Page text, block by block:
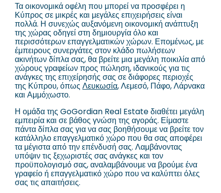
Τα οικονομικά οφέλη που μπορεί να προσφέρει η
Κύπρος σε μικρές και μεγάλες επιχειρήσεις είναι
πολλά. Η συνεχώς αυξανόμενη οικονομική ανάπτυξη
της χώρας οδηγεί στη δημιουργία όλο και
περισσότερων επαγγελματικών χώρων. Επομένως, με
έμπειρους συνεργάτες στον κλάδο πωλήσεων
ακινήτων δίπλα σας, θα βρείτε μια μεγάλη ποικιλία από
χώρους γραφείων προς πώληση, ιδανικούς για τις
ανάγκες της επιχείρησής σας σε διάφορες περιοχές
της Κύπρου, όπως Λευκωσία, Λεμεσό, Πάφο, Λάρνακα
και Αμμόχωστο.
Η ομάδα της GoGordian Real Estate διαθέτει μεγάλη
εμπειρία και σε βάθος γνώση της αγοράς. Είμαστε
πάντα δίπλα σας για να σας βοηθήσουμε να βρείτε τον
κατάλληλο επαγγελματικό χώρο που θα σας αποφέρει
τα μέγιστα από την επένδυσή σας. Λαμβάνοντας
υπόψιν τις ξεχωριστές σας ανάγκες και τον
προϋπολογισμό σας, αναλαμβάνουμε να βρούμε ένα
γραφείο ή επαγγελματικό χώρο που να καλύπτει όλες
σας τις απαιτήσεις.